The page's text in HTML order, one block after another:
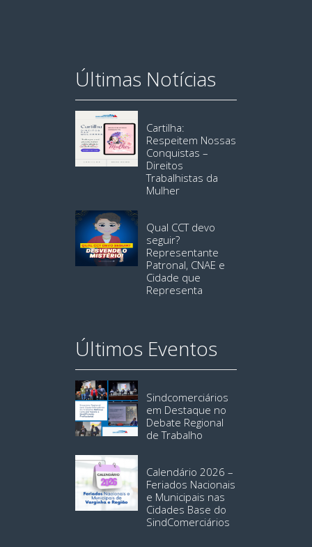
Últimas Notícias
Cartilha:
Respeitem Nossas
Conquistas –
Direitos
Trabalhistas da
Mulher
Qual CCT devo
seguir?
Representante
Patronal, CNAE e
Cidade que
Representa
Últimos Eventos
Sindcomerciários
em Destaque no
Debate Regional
de Trabalho
Calendário 2026 –
Feriados Nacionais
e Municipais nas
Cidades Base do
SindComerciários